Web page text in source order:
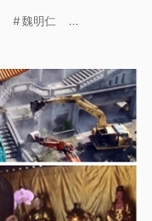
魏明仁 ...